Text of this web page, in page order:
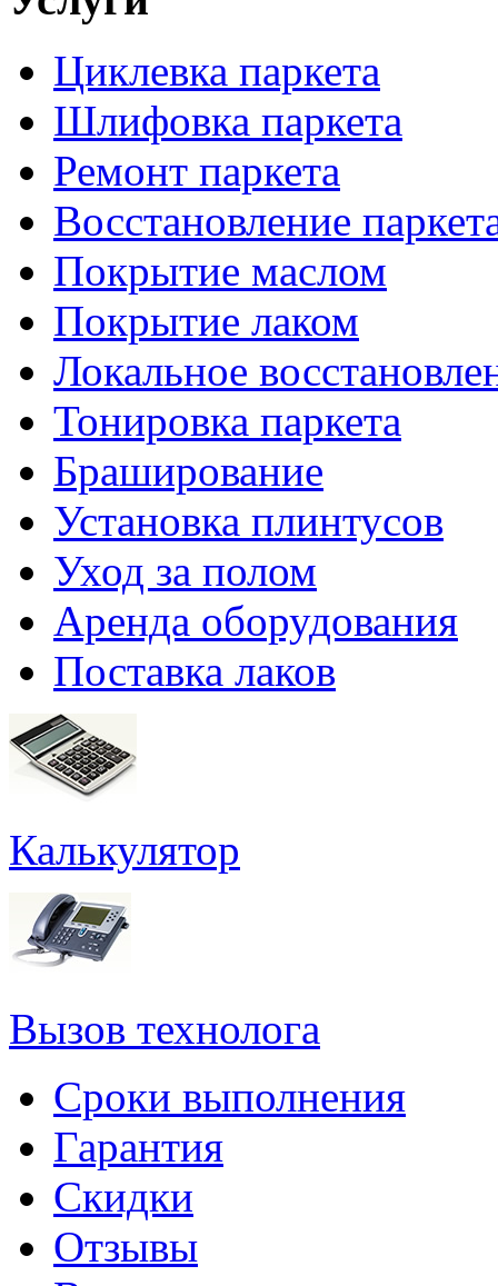
Циклевка паркета
Шлифовка паркета
Ремонт паркета
Восстановление
Покрытие маслом
Покрытие лаком
Локальное
Тонировка паркета
Браширование
Установка плинтусов
Уход за полом
Аренда оборудования
Поставка лаков
Калькулятор
Вызов технолога
Сроки выполнения
Гарантия
Скидки
Отзывы